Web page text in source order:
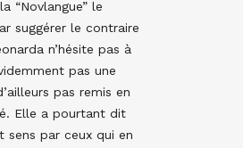
“Novlangue” le
suggérer le contraire
n’hésite pas à
pas une
pas remis en
Elle a pourtant dit
par ceux qui en